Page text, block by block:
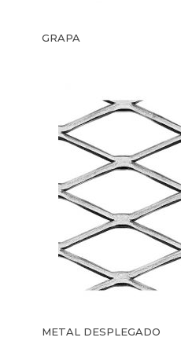
GRAPA
METAL DESPLEGADO